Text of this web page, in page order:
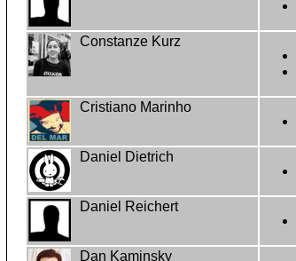
Constanze Kurz
Cristiano Marinho
Daniel Dietrich
Daniel Reichert
Dan Kaminsky